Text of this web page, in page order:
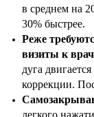
в среднем на
30% быстрее.
Реже
визиты к
дуга
коррекции.
легкого